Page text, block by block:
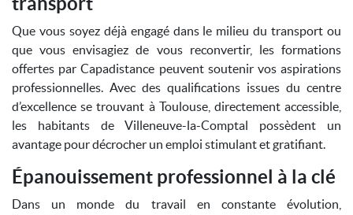
Que vous soyez déjà engagé dans le milieu du transport ou
que vous envisagiez de vous reconvertir, les formations
offertes par Capadistance peuvent soutenir vos aspirations
professionnelles. Avec des qualifications issues du centre
d’excellence se trouvant à Toulouse, directement accessible,
les habitants de Villeneuve-la-Comptal possèdent un
avantage pour décrocher un emploi stimulant et gratifiant.
Épanouissement professionnel à la clé
Dans un monde du travail en constante évolution,